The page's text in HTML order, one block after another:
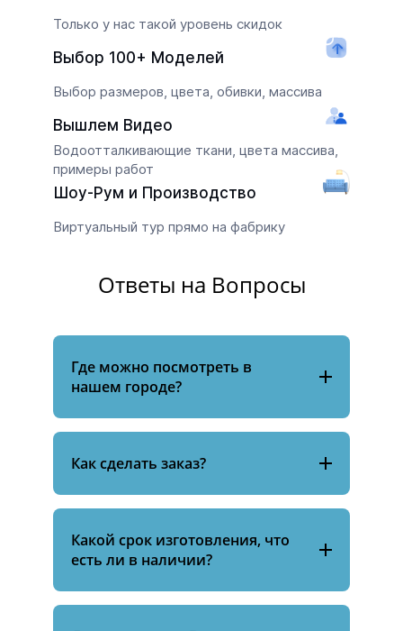
Только у нас такой уровень скидок
Выбор 100+ Моделей
Выбор размеров, цвета, обивки, массива
Вышлем Видео
Водоотталкивающие ткани, цвета массива,
примеры работ
Шоу-Рум и Производство
Виртуальный тур прямо на фабрику
Ответы на Вопросы
Где можно посмотреть в
нашем городе?
Как сделать заказ?
Какой срок изготовления, что
есть ли в наличии?